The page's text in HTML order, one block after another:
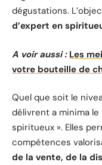
dégustations.
d’expert en
A voir aussi : Les
votre bouteille de
Quel que soit le
délivrent a minima
spiritueux ». Elles
compétences
de la vente, de la